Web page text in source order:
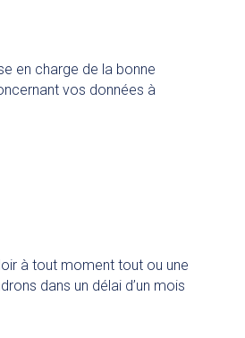
en charge de la bonne
vos données à
à tout moment tout ou une
dans un délai d’un mois